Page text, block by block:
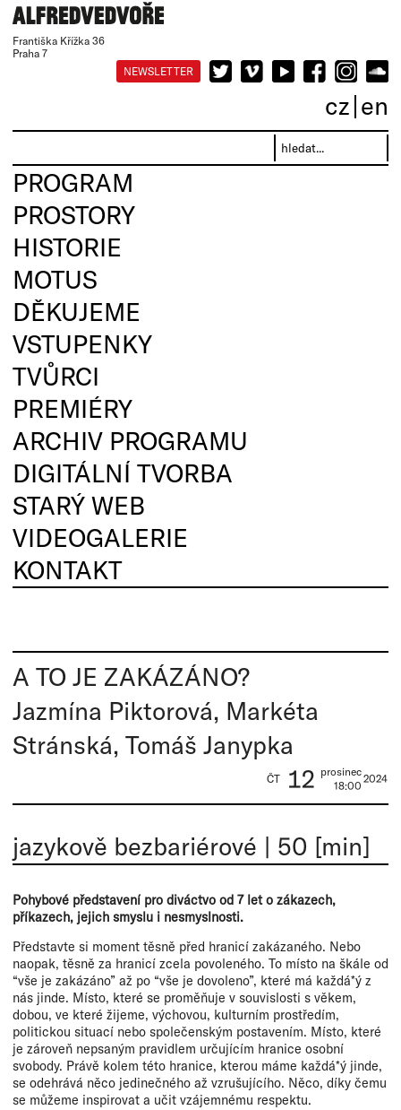
Františka Křížka 36
Praha 7
NEWSLETTER
cz en
PROGRAM
PROSTORY
HISTORIE
MOTUS
DĚKUJEME
VSTUPENKY
TVŮRCI
PREMIÉRY
ARCHIV PROGRAMU
DIGITÁLNÍ TVORBA
STARÝ WEB
VIDEOGALERIE
KONTAKT
A TO JE ZAKÁZÁNO?
Jazmína Piktorová, Markéta
Stránská, Tomáš Janypka
ČT 12 prosinec
18:00
2024
jazykově bezbariérové | 50 [min]
Pohybové představení pro diváctvo od 7 let o zákazech,
příkazech, jejich smyslu i nesmyslnosti.
Představte si moment těsně před hranicí zakázaného. Nebo
naopak, těsně za hranicí zcela povoleného. To místo na škále od
“vše je zakázáno” až po “vše je dovoleno”, které má každá*ý z
nás jinde. Místo, které se proměňuje v souvislosti s věkem,
dobou, ve které žijeme, výchovou, kulturním prostředím,
politickou situací nebo společenským postavením. Místo, které
je zároveň nepsaným pravidlem určujícím hranice osobní
svobody. Právě kolem této hranice, kterou máme každá*ý jinde,
se odehrává něco jedinečného až vzrušujícího. Něco, díky čemu
se můžeme inspirovat a učit vzájemnému respektu.